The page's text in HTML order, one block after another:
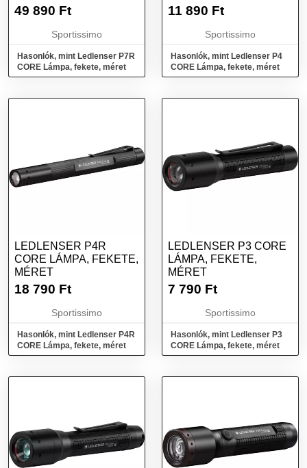
49 890 Ft
Sportissimo
Hasonlók, mint Ledlenser P7R
CORE Lámpa, fekete, méret
11 890 Ft
Sportissimo
Hasonlók, mint Ledlenser P4
CORE Lámpa, fekete, méret
LEDLENSER P4R
CORE LÁMPA, FEKETE,
MÉRET
18 790 Ft
Sportissimo
Hasonlók, mint Ledlenser P4R
CORE Lámpa, fekete, méret
LEDLENSER P3 CORE
LÁMPA, FEKETE,
MÉRET
7 790 Ft
Sportissimo
Hasonlók, mint Ledlenser P3
CORE Lámpa, fekete, méret